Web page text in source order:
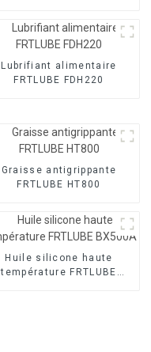
Lubrifiant alimentaire
FRTLUBE FDH220
Graisse antigrippante
FRTLUBE HT800
Huile silicone haute
température FRTLUBE